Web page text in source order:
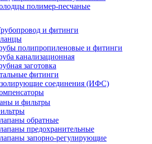
полимер-песчаные
и фитинги
полипропиленовые и фитинги
канализационная
заготовка
фитинги
соединения (ИФС)
и фильтры
обратные
предохранительные
запорно-регулирующие